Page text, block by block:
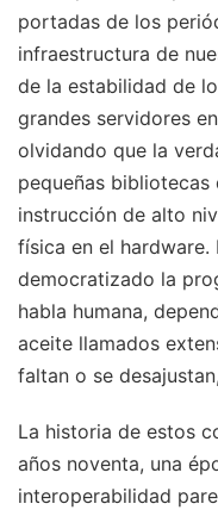
portadas de los
infraestructura de
de la estabilidad de
grandes servidores
olvidando que la
pequeñas bibliotecas
instrucción de alto
física en el hardware.
democratizado la
habla humana,
aceite llamados
faltan o se
La historia de estos
años noventa, una
interoperabilidad